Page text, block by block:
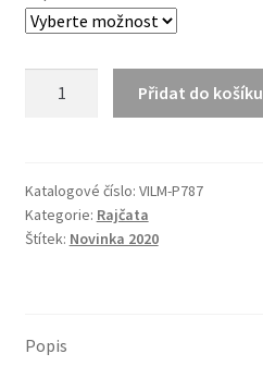
F1
množství
Přidat do košíku
Katalogové číslo: VILM-P787
Kategorie: Rajčata
Štítek: Novinka 2020
Popis